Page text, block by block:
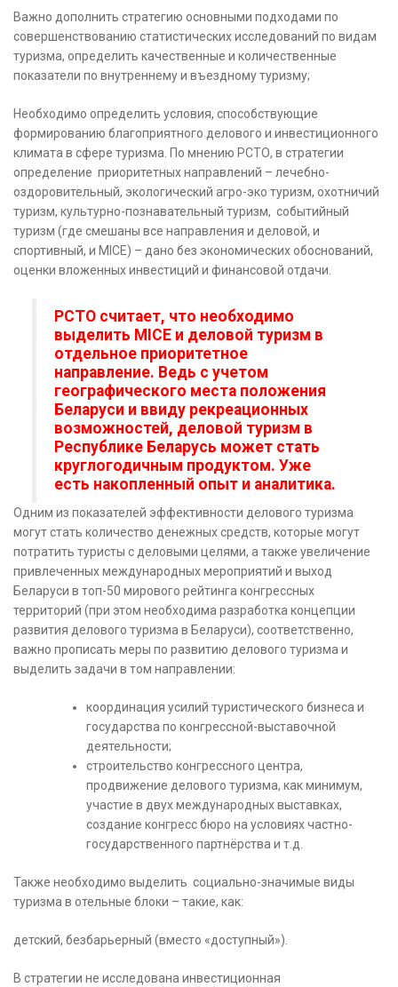
Важно дополнить стратегию основными подходами по
совершенствованию статистических исследований по видам
туризма, определить качественные и количественные
показатели по внутреннему и въездному туризму;
Необходимо определить условия, способствующие
формированию благоприятного делового и инвестиционного
климата в сфере туризма. По мнению РСТО, в стратегии
определение приоритетных направлений – лечебно-
оздоровительный, экологический агро-эко туризм, охотничий
туризм, культурно-познавательный туризм, событийный
туризм (где смешаны все направления и деловой, и
спортивный, и МICE) – дано без экономических обоснований,
оценки вложенных инвестиций и финансовой отдачи.
РСТО считает, что необходимо
выделить MICE и деловой туризм в
отдельное приоритетное
направление. Ведь с учетом
географического места положения
Беларуси и ввиду рекреационных
возможностей, деловой туризм в
Республике Беларусь может стать
круглогодичным продуктом. Уже
есть накопленный опыт и аналитика.
Одним из показателей эффективности делового туризма
могут стать количество денежных средств, которые могут
потратить туристы с деловыми целями, а также увеличение
привлеченных международных мероприятий и выход
Беларуси в топ-50 мирового рейтинга конгрессных
территорий (при этом необходима разработка концепции
развития делового туризма в Беларуси), соответственно,
важно прописать меры по развитию делового туризма и
выделить задачи в том направлении:
координация усилий туристического бизнеса и
государства по конгрессной-выставочной
деятельности;
строительство конгрессного центра,
продвижение делового туризма, как минимум,
участие в двух международных выставках,
создание конгресс бюро на условиях частно-
государственного партнёрства и т.д.
Также необходимо выделить социально-значимые виды
туризма в отельные блоки – такие, как:
детский, безбарьерный (вместо «доступный»).
В стратегии не исследована инвестиционная